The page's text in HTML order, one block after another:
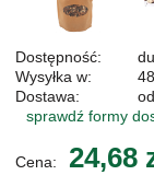
Dostępność:
Wysyłka w:
Dostawa:
Cena nie zawiera
sprawdź formy
Cena: 24,68